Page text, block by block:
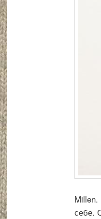
Millen.
себе.